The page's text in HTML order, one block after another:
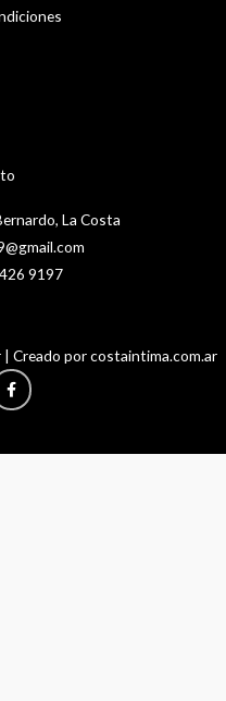
La Costa
9197
Creado por costaintima.com.ar
Facebook-
f